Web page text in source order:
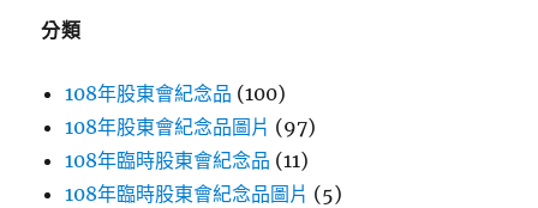
分類
108年股東會紀念品 (100)
108年股東會紀念品圖片 (97)
108年臨時股東會紀念品 (11)
108年臨時股東會紀念品圖片 (5)